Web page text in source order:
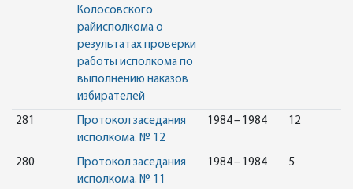
Колосовского
райисполкома о
результатах проверки
работы исполкома по
выполнению наказов
избирателей
281
Протокол заседания
исполкома. № 12
1984 – 1984 12
280
Протокол заседания
исполкома. № 11
1984 – 1984 5